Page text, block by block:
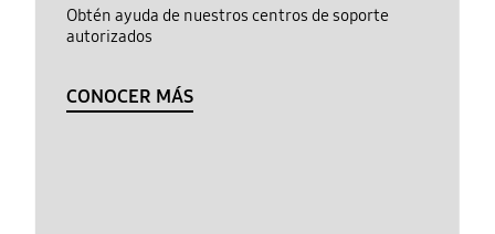
Obtén ayuda de nuestros centros de soporte
autorizados
CONOCER MÁS